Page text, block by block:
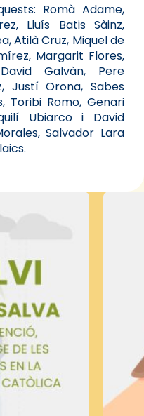
Romà Adame,
Lluís Batis Sàinz,
Atilà Cruz, Miquel de
Margarit Flores,
Galvàn, Pere
Justí Orona, Sabes
Toribi Romo, Genari
Ubiarco i David
Salvador Lara